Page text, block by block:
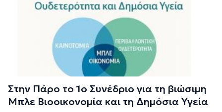
Στην Πάρο το 1ο Συνέδριο για τη βιώσιμη
Μπλε Βιοοικονομία και τη Δημόσια Υγεία